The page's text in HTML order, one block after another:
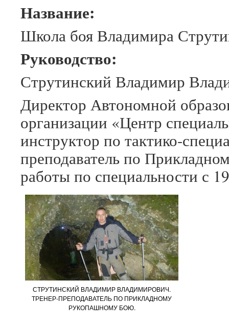
Название:
Школа боя Владимира
Руководство:
Струтинский Владимир
Директор Автономной
организации «Центр
инструктор по тактико-
преподаватель по
работы по специальности с
СТРУТИНСКИЙ ВЛАДИМИР ВЛАДИМИРОВИЧ.
ТРЕНЕР-ПРЕПОДАВАТЕЛЬ ПО ПРИКЛАДНОМУ
РУКОПАШНОМУ БОЮ.